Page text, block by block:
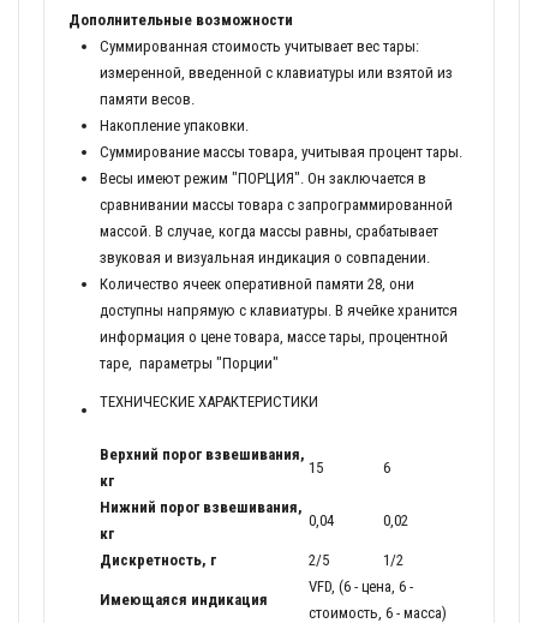
Дополнительные возможности
Суммированная стоимость учитывает вес тары:
измеренной, введенной с клавиатуры или взятой из
памяти весов.
Накопление упаковки.
Суммирование массы товара, учитывая процент тары.
Весы имеют режим "ПОРЦИЯ". Он заключается в
сравнивании массы товара с запрограммированной
массой. В случае, когда массы равны, срабатывает
звуковая и визуальная индикация о совпадении.
Количество ячеек оперативной памяти 28, они
доступны напрямую с клавиатуры. В ячейке хранится
информация о цене товара, массе тары, процентной
таре, параметры "Порции"
ТЕХНИЧЕСКИЕ ХАРАКТЕРИСТИКИ
Верхний порог взвешивания,
кг
15 6
Нижний порог взвешивания,
кг
0,04 0,02
Дискретность, г 2/5 1/2
Имеющаяся индикация
VFD, (6 - цена, 6 -
стоимость, 6 - масса)